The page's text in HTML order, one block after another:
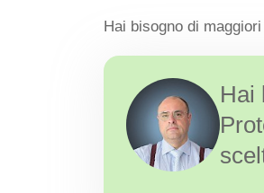
Hai bisogno di
Hai